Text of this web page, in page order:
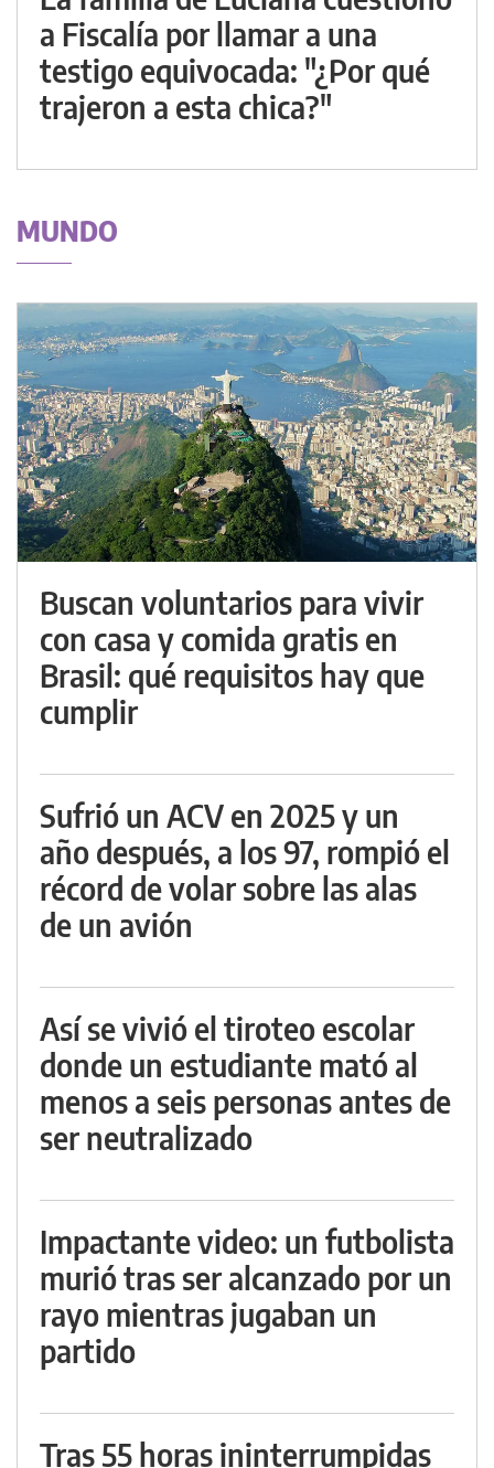
a Fiscalía por llamar a una
testigo equivocada: "¿Por qué
trajeron a esta chica?"
MUNDO
Buscan voluntarios para vivir
con casa y comida gratis en
Brasil: qué requisitos hay que
cumplir
Sufrió un ACV en 2025 y un
año después, a los 97, rompió el
récord de volar sobre las alas
de un avión
Así se vivió el tiroteo escolar
donde un estudiante mató al
menos a seis personas antes de
ser neutralizado
Impactante video: un futbolista
murió tras ser alcanzado por un
rayo mientras jugaban un
partido
Tras 55 horas ininterrumpidas